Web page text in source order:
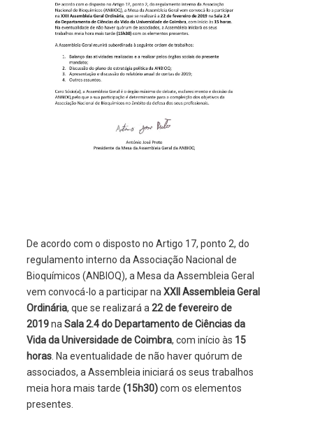
De acordo com o disposto no Artigo 17, ponto 2, do
regulamento interno da Associação Nacional de
Bioquímicos (ANBIOQ), a Mesa da Assembleia Geral
vem convocá-lo a participar na XXII Assembleia Geral
Ordinária, que se realizará a 22 de fevereiro de
2019na Sala 2.4 do Departamento de Ciências da
Vida da Universidade de Coimbra, com início às 15
horas. Na eventualidade de não haver quórum de
associados, a Assembleia iniciará os seus trabalhos
meia hora mais tarde (15h30)com os elementos
presentes.